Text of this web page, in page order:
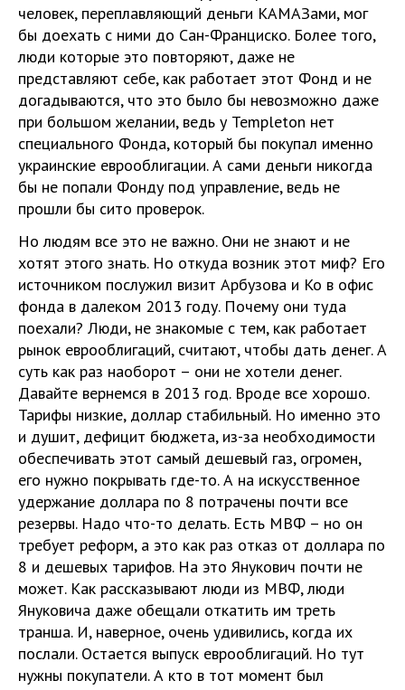
человек, переплавляющий деньги КАМАЗами, мог
бы доехать с ними до Сан-Франциско. Более того,
люди которые это повторяют, даже не
представляют себе, как работает этот Фонд и не
догадываются, что это было бы невозможно даже
при большом желании, ведь у Templeton нет
специального Фонда, который бы покупал именно
украинские еврооблигации. А сами деньги никогда
бы не попали Фонду под управление, ведь не
прошли бы сито проверок.
Но людям все это не важно. Они не знают и не
хотят этого знать. Но откуда возник этот миф? Его
источником послужил визит Арбузова и Ко в офис
фонда в далеком 2013 году. Почему они туда
поехали? Люди, не знакомые с тем, как работает
рынок еврооблигаций, считают, чтобы дать денег. А
суть как раз наоборот – они не хотели денег.
Давайте вернемся в 2013 год. Вроде все хорошо.
Тарифы низкие, доллар стабильный. Но именно это
и душит, дефицит бюджета, из-за необходимости
обеспечивать этот самый дешевый газ, огромен,
его нужно покрывать где-то. А на искусственное
удержание доллара по 8 потрачены почти все
резервы. Надо что-то делать. Есть МВФ – но он
требует реформ, а это как раз отказ от доллара по
8 и дешевых тарифов. На это Янукович почти не
может. Как рассказывают люди из МВФ, люди
Януковича даже обещали откатить им треть
транша. И, наверное, очень удивились, когда их
послали. Остается выпуск еврооблигаций. Но тут
нужны покупатели. А кто в тот момент был